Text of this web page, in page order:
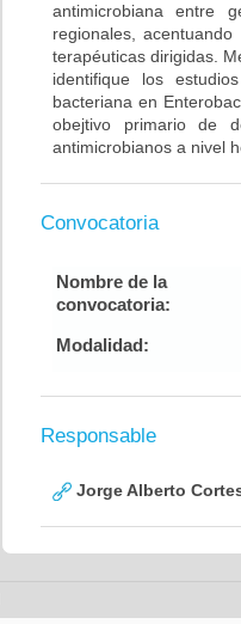
antimicrobiana entre
regionales,
terapéuticas dirigidas.
identifique los
bacteriana en
obejtivo primario de
antimicrobianos a nivel
Convocatoria
Nombre de la
convocatoria:
Modalidad:
Responsable
Jorge Alberto